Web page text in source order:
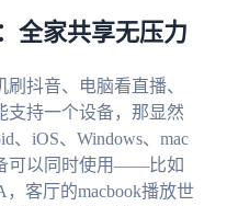
全家共享无压力
抖音、电脑看直播、
支持一个设备，那显然
、iOS、Windows、mac
可以同时使用——比如
客厅的macbook播放世